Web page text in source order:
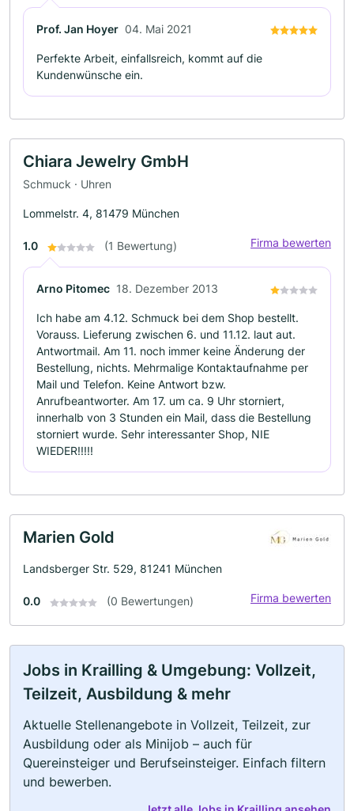
Prof. Jan Hoyer 04. Mai 2021
Perfekte Arbeit, einfallsreich, kommt auf die
Kundenwünsche ein.
Chiara Jewelry GmbH
Schmuck · Uhren
Lommelstr. 4, 81479 München
1.0 (1 Bewertung) Firma bewerten
Arno Pitomec 18. Dezember 2013
Ich habe am 4.12. Schmuck bei dem Shop bestellt.
Vorauss. Lieferung zwischen 6. und 11.12. laut aut.
Antwortmail. Am 11. noch immer keine Änderung der
Bestellung, nichts. Mehrmalige Kontaktaufnahme per
Mail und Telefon. Keine Antwort bzw.
Anrufbeantworter. Am 17. um ca. 9 Uhr storniert,
innerhalb von 3 Stunden ein Mail, dass die Bestellung
storniert wurde. Sehr interessanter Shop, NIE
WIEDER!!!!!
Marien Gold
Landsberger Str. 529, 81241 München
0.0 (0 Bewertungen) Firma bewerten
Jobs in Krailling & Umgebung: Vollzeit,
Teilzeit, Ausbildung & mehr
Aktuelle Stellenangebote in Vollzeit, Teilzeit, zur
Ausbildung oder als Minijob – auch für
Quereinsteiger und Berufseinsteiger. Einfach filtern
und bewerben.